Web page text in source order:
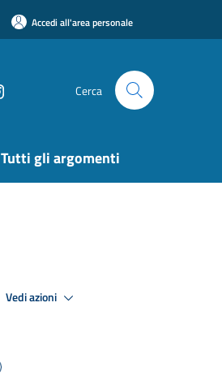
Accedi all'area personale
Cerca
Tutti gli argomenti
Vedi azioni